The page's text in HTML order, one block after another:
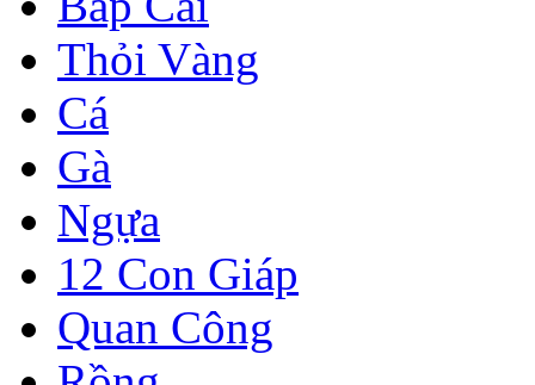
Thỏi Vàng
Cá
Gà
Ngựa
12 Con Giáp
Quan Công